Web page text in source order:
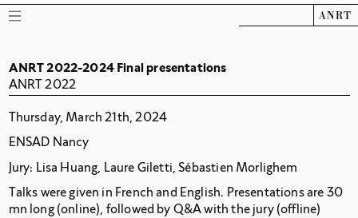
ANRT
ANRT 2022-2024 Final presentations
ANRT 2022
Thursday, March 21th, 2024
ENSAD Nancy
Jury: Lisa Huang, Laure Giletti, Sébastien Morlighem
Talks were given in French and English. Presentations are 30
mn long (online), followed by Q&A with the jury (offline)